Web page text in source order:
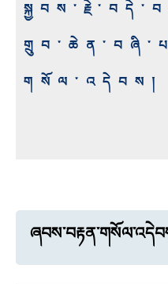
གསོལ་འདེབས།